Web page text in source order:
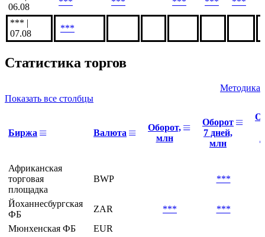
06.08
*** |
07.08
***
Статистика торгов
Методика
Показать все столбцы
Биржа Валюта
Оборот,
млн
Оборот
7 дней,
млн
Африканская
торговая
площадка
BWP ***
Йоханнесбургская
ФБ
ZAR ***
***
Мюнхенская ФБ
EUR